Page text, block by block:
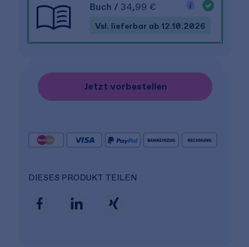
Buch / 34,99 €
Vsl. lieferbar ab 12.10.2026
Jetzt vorbestellen
DIESES PRODUKT TEILEN